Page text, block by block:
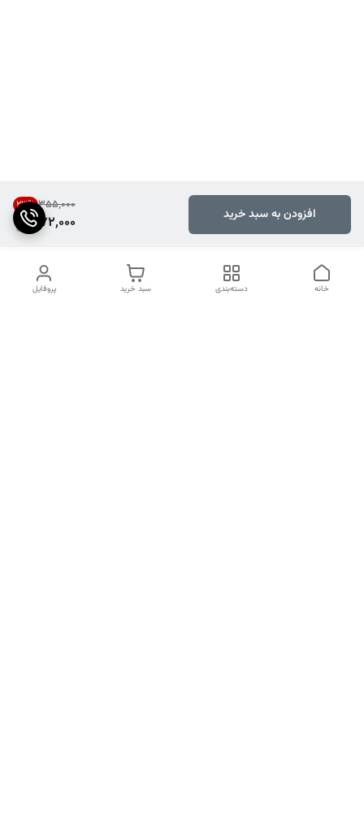
۳۵۵٬۰۰۰ 23%
272,000 افزودن به سبد خرید
پروفایل سبد خرید دسته‌بندی خانه